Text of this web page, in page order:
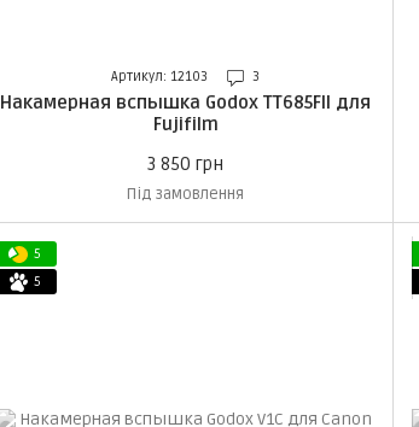
Артикул: 12103 3
Накамерная вспышка Godox TT685FII для
Fujifilm
3 850 грн
Під замовлення
5
5